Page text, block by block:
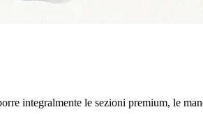
integralmente le sezioni premium, le